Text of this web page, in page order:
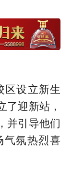
区设立新生
了迎新站，
并引导他们
气氛热烈喜